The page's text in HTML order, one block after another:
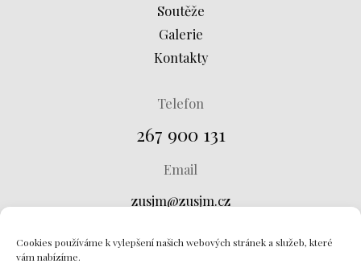
Cookies používáme k vylepšení našich webových stránek a služeb, které
vám nabízíme.
Soutěže
Galerie
Kontakty
Telefon
267 900 131
Email
zusjm@zusjm.cz
Adresa